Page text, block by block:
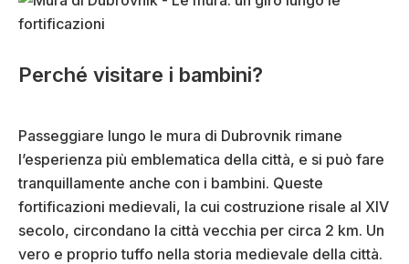
Perché visitare i bambini?
Passeggiare lungo le mura di Dubrovnik rimane
l’esperienza più emblematica della città, e si può fare
tranquillamente anche con i bambini. Queste
fortificazioni medievali, la cui costruzione risale al XIV
secolo, circondano la città vecchia per circa 2 km. Un
vero e proprio tuffo nella storia medievale della città.